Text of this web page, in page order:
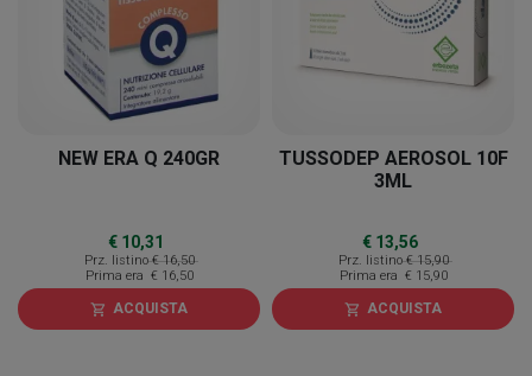
NEW ERA Q 240GR
€ 10,31
Prz. listino € 16,50
Prima era € 16,50
shopping_cart ACQUISTA
TUSSODEP AEROSOL 10F
3ML
€ 13,56
Prz. listino € 15,90
Prima era € 15,90
shopping_cart ACQUISTA